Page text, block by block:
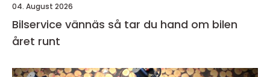
04. August 2026
Bilservice vännäs så tar du hand om bilen
året runt